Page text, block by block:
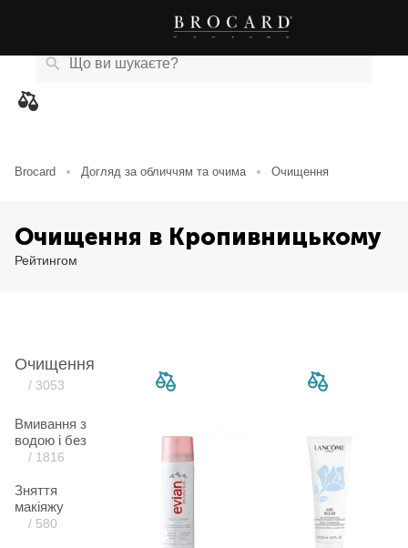
Brocard Догляд за обличчям та очима Очищення
Очищення в Кропивницькому
Рейтингом
Очищення
/ 3053
Вмивання з
водою і без
/ 1816
Зняття
макіяжу
/ 580